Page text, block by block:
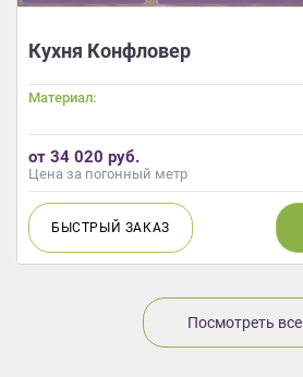
Кухня Конфловер
Материал:
от 34 020 руб.
Цена за погонный метр
БЫСТРЫЙ ЗАКАЗ
Посмотреть все